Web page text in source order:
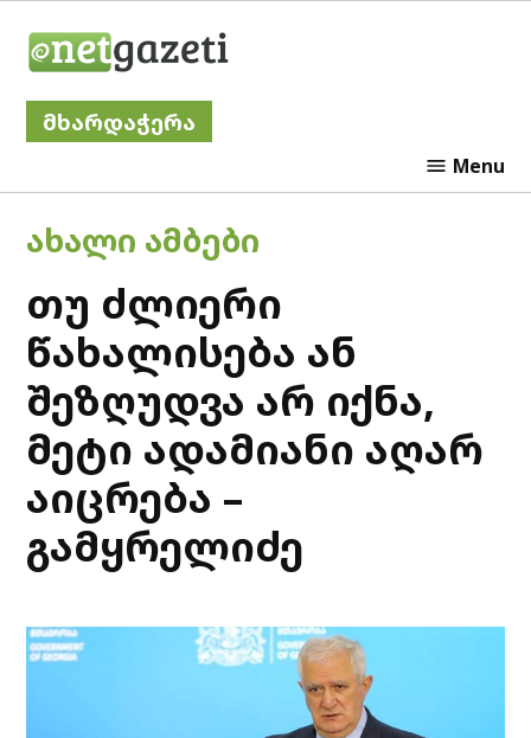
მხარდაჭერა
Menu
POSTED
ᲐᲮᲐᲚᲘ ᲐᲛᲑᲔᲑᲘ
თუ ძლიერი
წახალისება ან
შეზღუდვა არ იქნა,
მეტი ადამიანი აღარ
აიცრება –
გამყრელიძე